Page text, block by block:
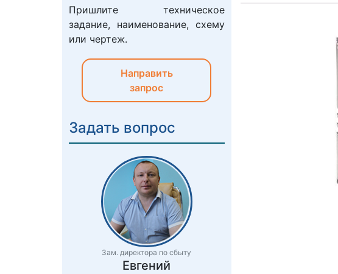
Пришлите техническое
задание, наименование, схему
или чертеж.
Направить
запрос
Задать вопрос
Зам. директора по сбыту
Евгений